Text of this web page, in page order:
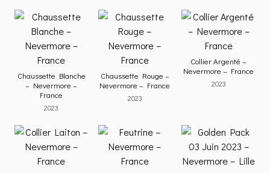
Chaussette Blanche
– Nevermore –
France
2023
Chaussette Rouge –
Nevermore – France
2023
Collier Argenté –
Nevermore – France
2023